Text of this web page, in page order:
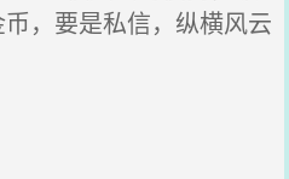
，要是私信，纵横风云